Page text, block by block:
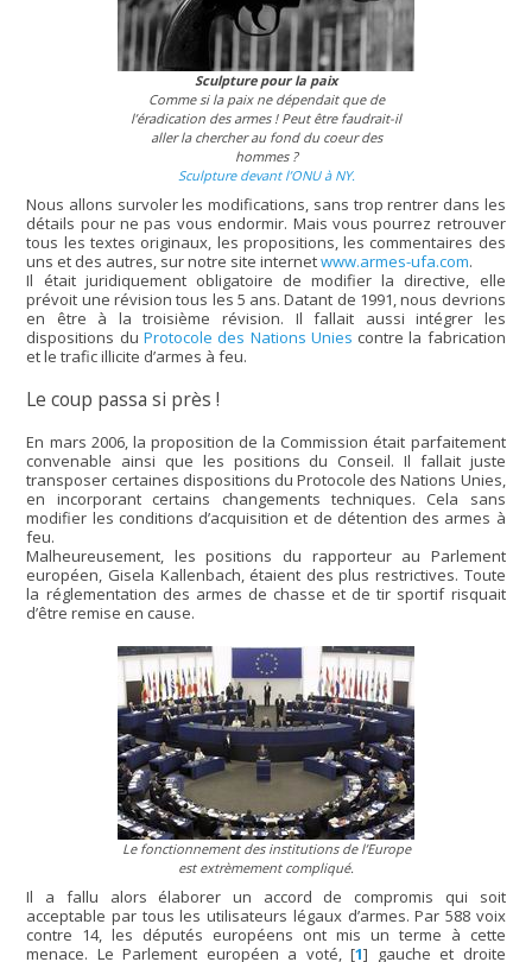
Sculpture pour la paix
Comme si la paix ne dépendait que de
l’éradication des armes ! Peut être faudrait-il
aller la chercher au fond du coeur des
hommes ?
Sculpture devant l’ONU à NY.
Nous allons survoler les modifications, sans trop rentrer dans les
détails pour ne pas vous endormir. Mais vous pourrez retrouver
tous les textes originaux, les propositions, les commentaires des
uns et des autres, sur notre site internetwww.armes-ufa.com.
Il était juridiquement obligatoire de modifier la directive, elle
prévoit une révision tous les 5 ans. Datant de 1991, nous devrions
en être à la troisième révision. Il fallait aussi intégrer les
dispositions du Protocole des Nations Unies contre la fabrication
et le trafic illicite d’armes à feu.
Le coup passa si près !
En mars 2006, la proposition de la Commission était parfaitement
convenable ainsi que les positions du Conseil. Il fallait juste
transposer certaines dispositions du Protocole des Nations Unies,
en incorporant certains changements techniques. Cela sans
modifier les conditions d’acquisition et de détention des armes à
feu.
Malheureusement, les positions du rapporteur au Parlement
européen, Gisela Kallenbach, étaient des plus restrictives. Toute
la réglementation des armes de chasse et de tir sportif risquait
d’être remise en cause.
Le fonctionnement des institutions de l’Europe
est extrèmement compliqué.
Il a fallu alors élaborer un accord de compromis qui soit
acceptable par tous les utilisateurs légaux d’armes. Par 588 voix
contre 14, les députés européens ont mis un terme à cette
menace. Le Parlement européen a voté,[1] gauche et droite